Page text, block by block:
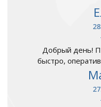
Добрый день!
быстро,